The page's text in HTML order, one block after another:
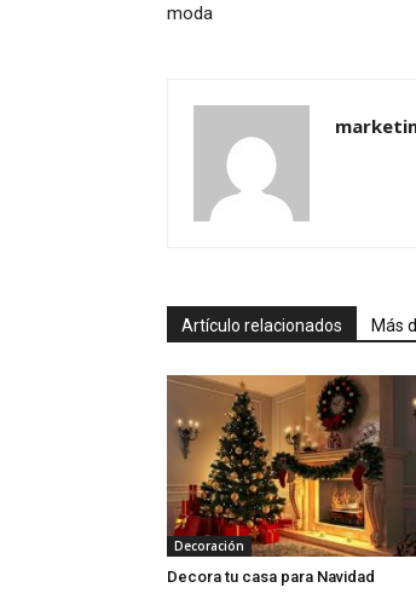
moda
Artículo relacionados Más
Decoración
Decora tu casa para Navidad